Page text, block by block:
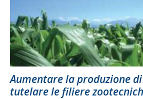
Aumentare la produzione
tutelare le filiere